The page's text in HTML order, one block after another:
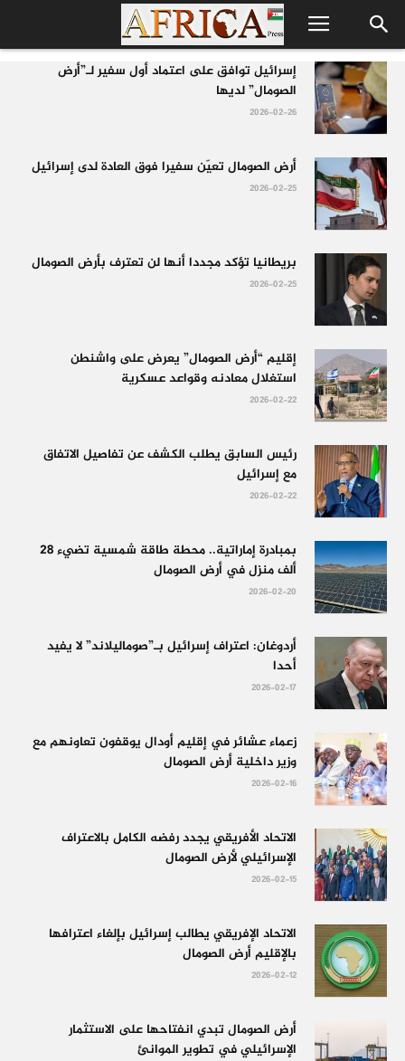
إسرائيل توافق على اعتماد أول سفير لـ”أرض
الصومال” لديها
2026-02-26
أرض الصومال تعيّن سفيرا فوق العادة لدى إسرائيل
2026-02-25
بريطانيا تؤكد مجددا أنها لن تعترف بأرض الصومال
2026-02-25
إقليم “أرض الصومال” يعرض على واشنطن
استغلال معادنه وقواعد عسكرية
2026-02-22
رئيس السابق يطلب الكشف عن تفاصيل الاتفاق
مع إسرائيل
2026-02-22
بمبادرة إماراتية.. محطة طاقة شمسية تضيء 28
ألف منزل في أرض الصومال
2026-02-20
أردوغان: اعتراف إسرائيل بـ”صوماليلاند” لا يفيد
أحدا
2026-02-17
زعماء عشائر في إقليم أودال يوقفون تعاونهم مع
وزير داخلية أرض الصومال
2026-02-16
الاتحاد الأفريقي يجدد رفضه الكامل بالاعتراف
الإسرائيلي لأرض الصومال
2026-02-15
الاتحاد الإفريقي يطالب إسرائيل بإلغاء اعترافها
بالإقليم أرض الصومال
2026-02-12
أرض الصومال تبدي انفتاحها على الاستثمار
الإسرائيلي في تطوير الموانئ